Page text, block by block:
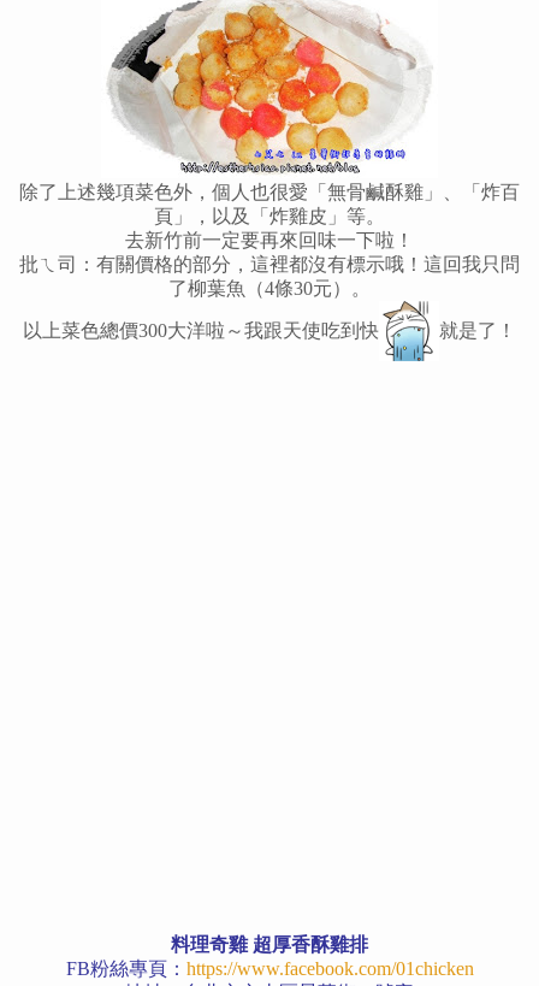
除了上述幾項菜色外，個人也很愛「無骨鹹酥雞」、「炸百
頁」，以及「炸雞皮」等。
去新竹前一定要再來回味一下啦！
批ㄟ司：有關價格的部分，這裡都沒有標示哦！這回我只問
了柳葉魚（4條30元）。
以上菜色總價300大洋啦～我跟天使吃到快 就是了！
料理奇雞 超厚香酥雞排
FB粉絲專頁： https://www.facebook.com/01chicken